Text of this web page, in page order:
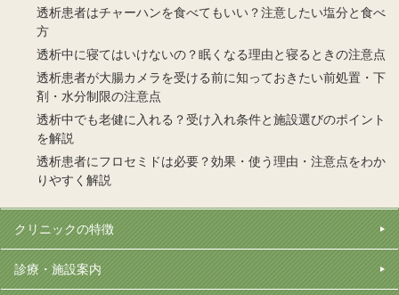
透析患者はチャーハンを食べてもいい？注意したい塩分と食べ
方
透析中に寝てはいけないの？眠くなる理由と寝るときの注意点
透析患者が大腸カメラを受ける前に知っておきたい前処置・下
剤・水分制限の注意点
透析中でも老健に入れる？受け入れ条件と施設選びのポイント
を解説
透析患者にフロセミドは必要？効果・使う理由・注意点をわか
りやすく解説
クリニックの特徴
診療・施設案内